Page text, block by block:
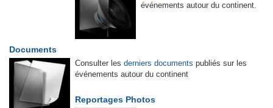
événements autour du continent.
Documents
Consulter les derniers documents publiés sur les
événements autour du continent
Reportages Photos